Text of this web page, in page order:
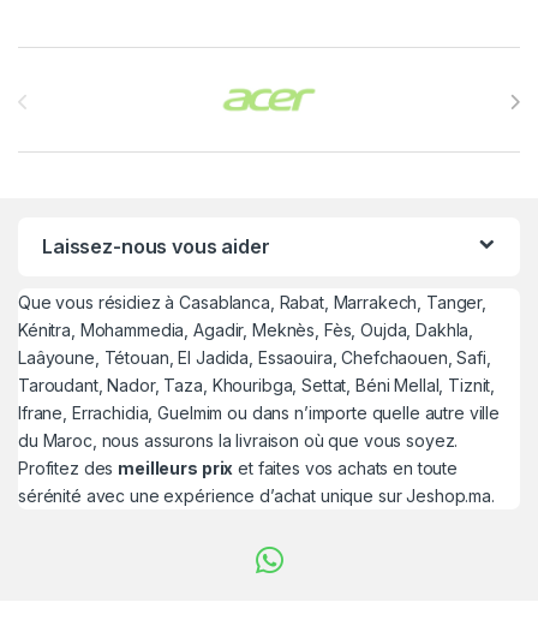
Laissez-nous vous aider
Que vous résidiez à Casablanca, Rabat, Marrakech, Tanger,
Kénitra, Mohammedia, Agadir, Meknès, Fès, Oujda, Dakhla,
Laâyoune, Tétouan, El Jadida, Essaouira, Chefchaouen, Safi,
Taroudant, Nador, Taza, Khouribga, Settat, Béni Mellal, Tiznit,
Ifrane, Errachidia, Guelmim ou dans n’importe quelle autre ville
du Maroc, nous assurons la livraison où que vous soyez.
Profitez des meilleurs prix et faites vos achats en toute
sérénité avec une expérience d’achat unique sur Jeshop.ma.